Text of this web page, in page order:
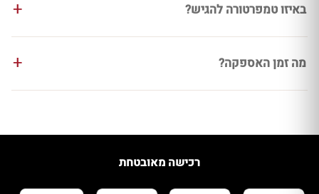
באיזו טמפרטורה להגיש?
מה זמן האספקה?
רכישה מאובטחת